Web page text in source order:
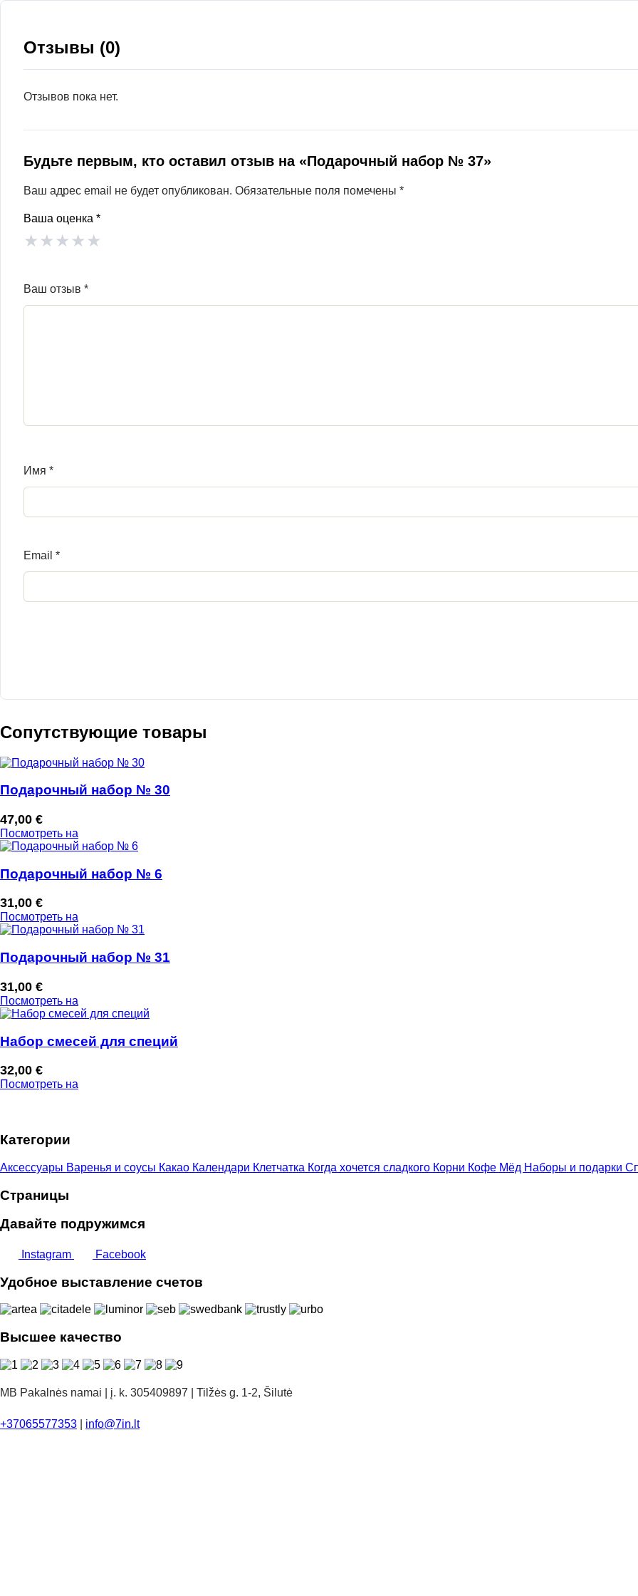
Отзывы (0)
Отзывов пока нет.
Будьте первым, кто оставил отзыв на «Подарочный набор № 37»
Ваш адрес email не будет опубликован. Обязательные поля помечены *
Ваша оценка *
★★★★★
Ваш отзыв *
Имя *
Email *
Сопутствующие товары
Подарочный набор № 30
47,00 €
Посмотреть на
Подарочный набор № 6
31,00 €
Посмотреть на
Подарочный набор № 31
31,00 €
Посмотреть на
Набор смесей для специй
32,00 €
Посмотреть на
Категории
Аксессуары Варенья и соусы Какао Календари Клетчатка Когда хочется сладкого Корни Кофе Мёд Наборы и подарки
Страницы
Давайте подружимся
Instagram Facebook
Удобное выставление счетов
Высшее качество
MB Pakalnės namai | į. k. 305409897 | Tilžės g. 1-2, Šilutė
+37065577353 info@7in.lt